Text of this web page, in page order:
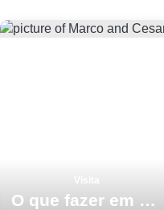
O que fazer em Lisboa os 8 melhores sitios para visitar